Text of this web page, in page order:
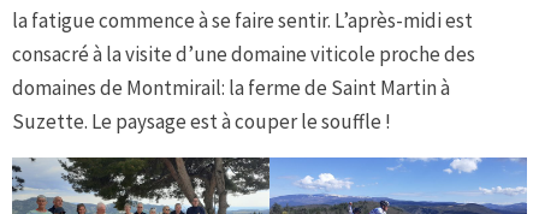
la fatigue commence à se faire sentir. L’après-midi est
consacré à la visite d’une domaine viticole proche des
domaines de Montmirail: la ferme de Saint Martin à
Suzette. Le paysage est à couper le souffle !